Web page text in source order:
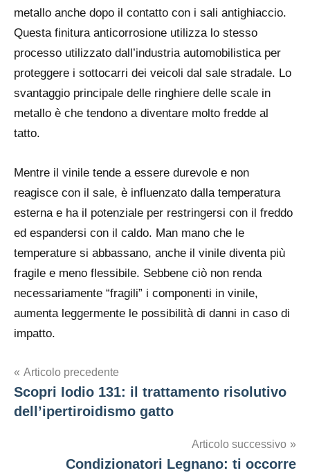
metallo anche dopo il contatto con i sali antighiaccio.
Questa finitura anticorrosione utilizza lo stesso
processo utilizzato dall’industria automobilistica per
proteggere i sottocarri dei veicoli dal sale stradale. Lo
svantaggio principale delle ringhiere delle scale in
metallo è che tendono a diventare molto fredde al
tatto.
Mentre il vinile tende a essere durevole e non
reagisce con il sale, è influenzato dalla temperatura
esterna e ha il potenziale per restringersi con il freddo
ed espandersi con il caldo. Man mano che le
temperature si abbassano, anche il vinile diventa più
fragile e meno flessibile. Sebbene ciò non renda
necessariamente “fragili” i componenti in vinile,
aumenta leggermente le possibilità di danni in caso di
impatto.
Navigazione
articoli
Articolo precedente
Scopri Iodio 131: il trattamento risolutivo
dell’ipertiroidismo gatto
Articolo successivo
Condizionatori Legnano: ti occorre